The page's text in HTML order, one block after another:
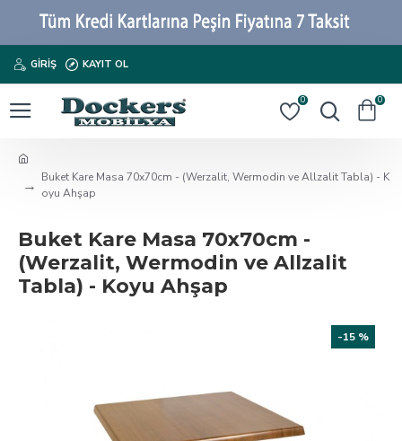
GIRIŞ KAYIT OL
0 0
Buket Kare Masa 70x70cm - (Werzalit, Wermodin ve Allzalit Tabla) - K
oyu Ahşap
Buket Kare Masa 70x70cm -
(Werzalit, Wermodin ve Allzalit
Tabla) - Koyu Ahşap
-15 %